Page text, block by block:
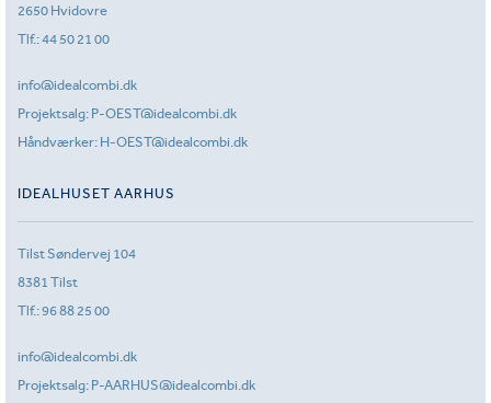
2650 Hvidovre
Tlf.:44 50 21 00
info@idealcombi.dk
Projektsalg: P-OEST@idealcombi.dk
Håndværker: H-OEST@idealcombi.dk
IDEALHUSET AARHUS
Tilst Søndervej 104
8381 Tilst
Tlf.:96 88 25 00
info@idealcombi.dk
Projektsalg: P-AARHUS@idealcombi.dk